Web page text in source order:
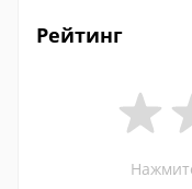
Рейтинг